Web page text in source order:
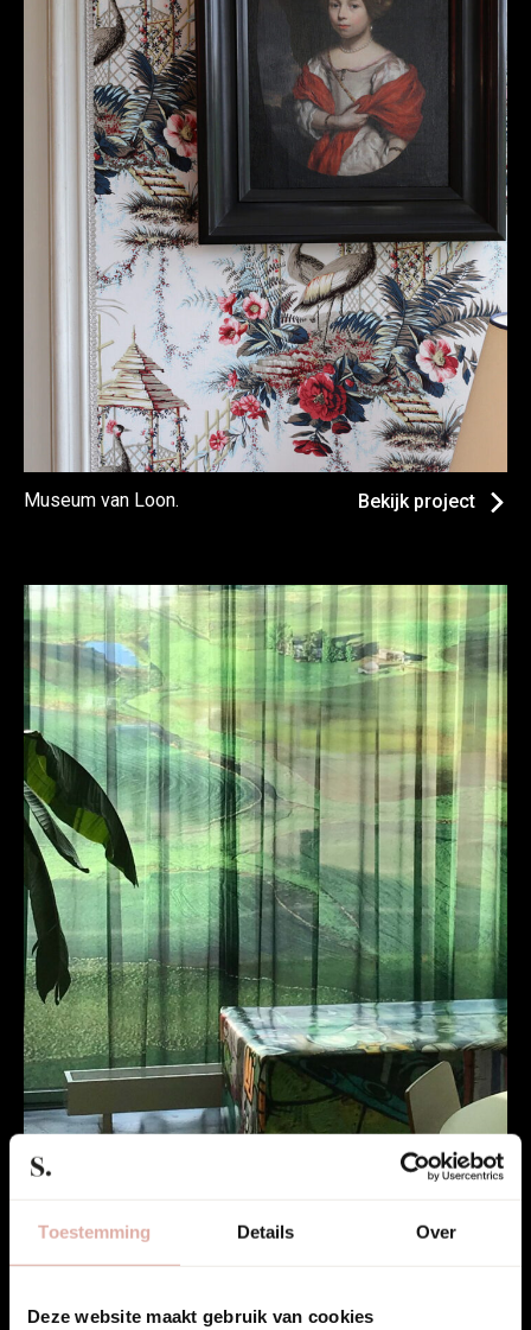
Toestemming Details Over
Deze website maakt gebruik van cookies
Bekijk project
Museum van Loon.